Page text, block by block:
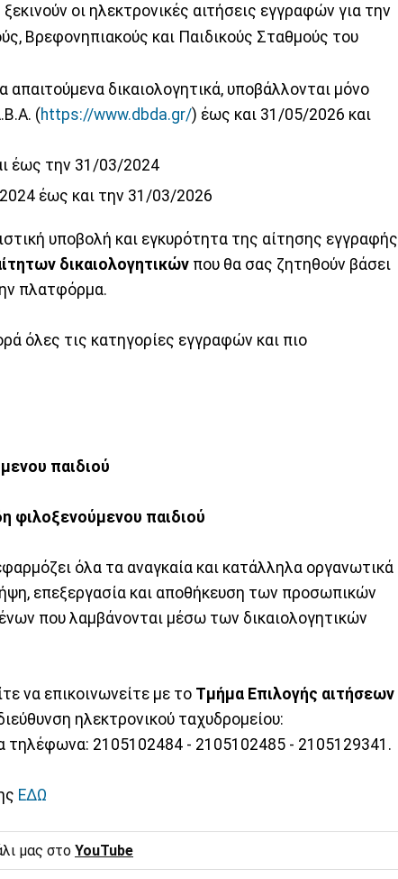
οι ηλεκτρονικές αιτήσεις εγγραφών για την
Βρεφονηπιακούς και Παιδικούς Σταθμούς του
απαιτούμενα δικαιολογητικά, υποβάλλονται μόνο
(https://www.dbda.gr/) έως και 31/05/2026 και
έως την 31/03/2024
έως και την 31/03/2026
υποβολή και εγκυρότητα της αίτησης εγγραφής
δικαιολογητικών που θα σας ζητηθούν βάσει
πλατφόρμα.
όλες τις κατηγορίες εγγραφών και πιο
παιδιού
φιλοξενούμενου παιδιού
όλα τα αναγκαία και κατάλληλα οργανωτικά
επεξεργασία και αποθήκευση των προσωπικών
που λαμβάνονται μέσω των δικαιολογητικών
να επικοινωνείτε με το Τμήμα Επιλογής αιτήσεων
ηλεκτρονικού ταχυδρομείου:
τηλέφωνα: 2105102484 - 2105102485 - 2105129341.
ΕΔΩ
μας στο YouTube